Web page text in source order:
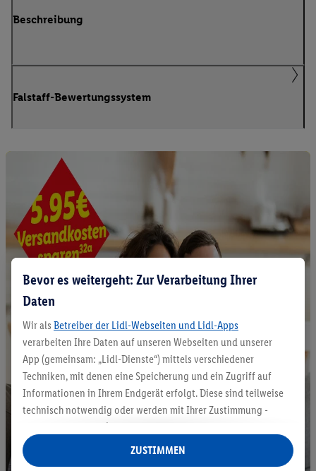
Beschreibung
Falstaff-Bewertungssystem
Bevor es weitergeht: Zur Verarbeitung Ihrer
Daten
Wir als Betreiber der Lidl-Webseiten und Lidl-Apps
verarbeiten Ihre Daten auf unseren Webseiten und unserer
App (gemeinsam: „Lidl-Dienste“) mittels verschiedener
Techniken, mit denen eine Speicherung und ein Zugriff auf
Informationen in Ihrem Endgerät erfolgt. Diese sind teilweise
technisch notwendig oder werden mit Ihrer Zustimmung -
auch durch Partner (u.a.
Verantwortliche; im Zusammenhang mit dem IAB TCF
insgesamt
ZUSTIMMEN